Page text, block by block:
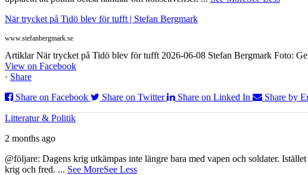
När trycket på Tidö blev för tufft | Stefan Bergmark
www.stefanbergmark.se
Artiklar När trycket på Tidö blev för tufft 2026-06-08 Stefan Bergmark Foto:
View on Facebook
· Share
Share on Facebook
Share on Twitter Share on Linked In Share by
Litteratur & Politik
2 months ago
@följare: Dagens krig utkämpas inte längre bara med vapen och soldater.
krig och fred. ... See MoreSee Less